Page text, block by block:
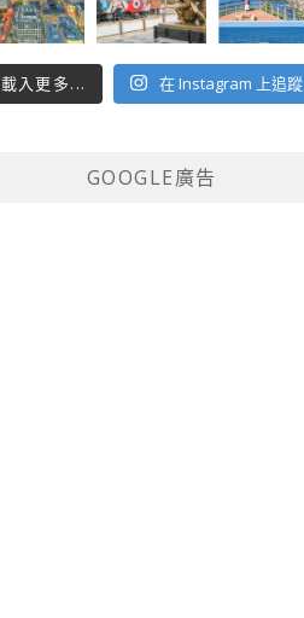
載入更多... 在 Instagram 上追蹤
GOOGLE廣告